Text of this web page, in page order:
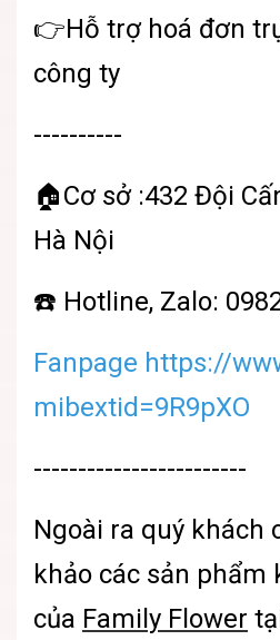
👉Hỗ trợ hoá đơn
công ty
----------
🏠Cơ sở :432 Đội
Hà Nội
☎️ Hotline, Zalo:
Fanpage https://
mibextid=9R9pXO
------------------------
Ngoài ra quý khách
khảo các sản phẩm
của Family Flower